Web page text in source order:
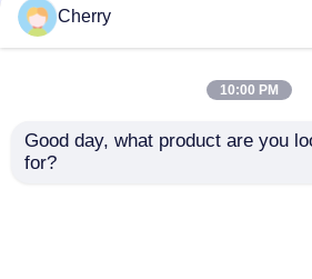
Cherry
10:00 PM
Good day, what product are you
for?